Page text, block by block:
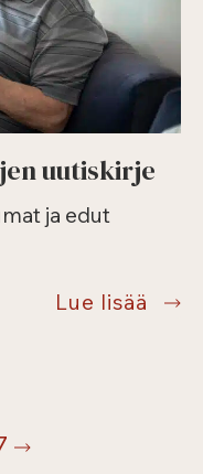
uutiskirje
ja edut
Lue lisää Tilaa
Seuraava